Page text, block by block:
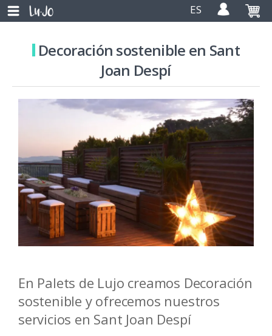
ES
Decoración sostenible en Sant
Joan Despí
En Palets de Lujo creamos Decoración
sostenible y ofrecemos nuestros
servicios en Sant Joan Despí